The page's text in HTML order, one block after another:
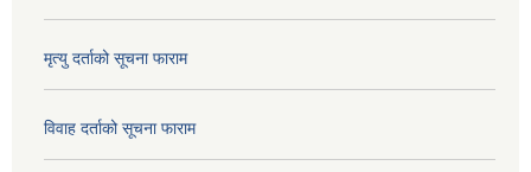
मृत्यु दर्ताको सूचना फाराम
विवाह दर्ताको सूचना फाराम